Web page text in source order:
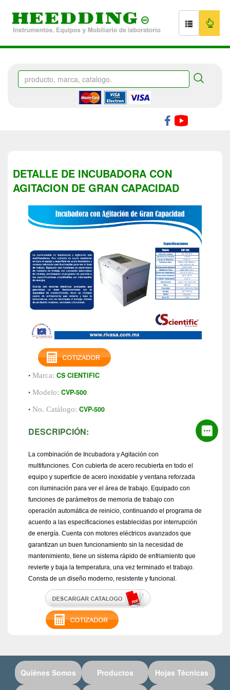
DETALLE DE INCUBADORA CON
AGITACION DE GRAN CAPACIDAD
• Marca: CS CIENTIFIC
• Modelo: CVP-500
• No. Catálogo: CVP-500
DESCRIPCIÓN:
La combinación de Incubadora y Agitación con
multifunciones. Con cubierta de acero recubierta en todo el
equipo y superficie de acero inoxidable y ventana reforzada
con iluminación para ver el área de trabajo. Equipado con
funciones de parámetros de memoria de trabajo con
operación automática de reinicio, continuando el programa de
acuerdo a las especificaciones establecidas por interrupción
de energía. Cuenta con motores eléctricos avanzados que
garantizan un buen funcionamiento sin la necesidad de
mantenimiento, tiene un sistema rápido de enfriamiento que
revierte y baja la temperatura, una vez terminado el trabajo.
Consta de un diseño moderno, resistente y funcional.
Quiénes Somos Productos Hojas Técnicas